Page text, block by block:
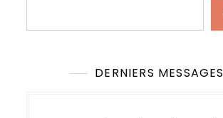
DERNIERS MESSAGES